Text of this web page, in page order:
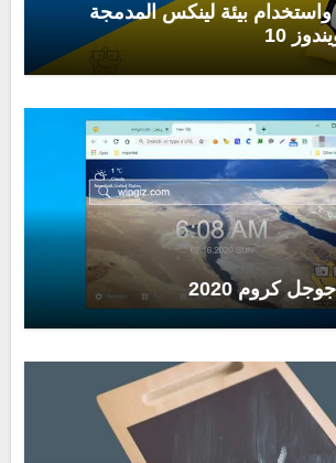
بيئة لينكس المدمجة
10
كروم 2020